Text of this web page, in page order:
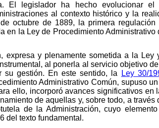
El legislador ha hecho evolucionar el
al contexto histórico y la
octubre de 1889, la primera regulación
en la Ley de Procedimiento Administrativo
expresa y plenamente sometida a la Ley
al ponerla al servicio objetivo
su gestión. En este sentido, la
Ley 30/
Administrativo Común, supuso
ello, incorporó avances significativos en
de aquellas y, sobre todo, a través
de la Administración, cuyo
del texto fundamental.